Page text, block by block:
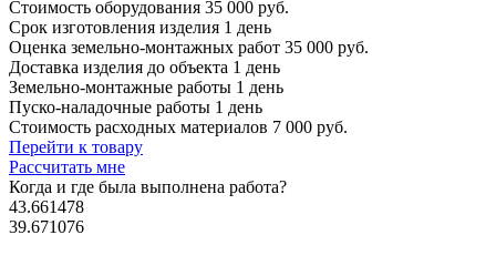
Стоимость оборудования 35 000 руб.
Срок изготовления изделия 1 день
Оценка земельно-монтажных работ 35 000 руб.
Доставка изделия до объекта 1 день
Земельно-монтажные работы 1 день
Пуско-наладочные работы 1 день
Стоимость расходных материалов 7 000 руб.
Перейти к товару
Рассчитать мне
Когда и где была выполнена работа?
43.661478
39.671076